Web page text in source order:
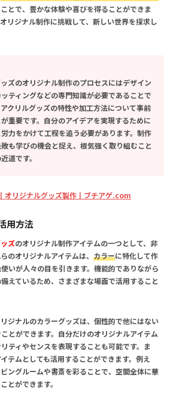
とで、豊かな体験や喜びを得ることができま
リジナル制作に挑戦して、新しい世界を探求し
ズのオリジナル制作のプロセスにはデザイン
ティングなどの専門知識が必要であることで
クリルグッズの特性や加工方法について事前
重要です。自分のアイデアを実現するために
力をかけて工程を追う必要があります。制作
も学びの機会と捉え、根気強く取り組むこと
道です。
オリジナルグッズ製作丨ブチアゲ.com
用方法
ズのオリジナル制作アイテムの一つとして、非
のオリジナルアイテムは、 カラーに特化して作
いが人々の目を引きます。機能的でありながら
えているため、さまざまな場面で活用すること
ジナルのカラーグッズは、個性的で他にはない
とができます。自分だけのオリジナルアイテム
ティやセンスを表現することも可能です。ま
テムとしても活用することができます。例え
ングルームや書斎を彩ることで、空間全体に華
とができます。